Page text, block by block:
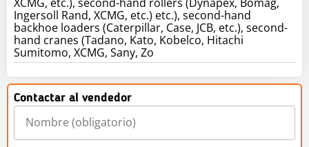
Ingersoll Rand, XCMG, etc.) etc.), second-hand
backhoe loaders (Caterpillar, Case, JCB, etc.), second-
hand cranes (Tadano, Kato, Kobelco, Hitachi
Sumitomo, XCMG, Sany, Zo
Contactar al vendedor